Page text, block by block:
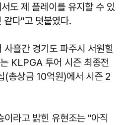
도 제 플레이를 유지할 수 있
같다"고 덧붙였다.
흘간 경기도 파주시 서원힐
KLPGA 투어 시즌 최종전
(총상금 10억원)에서 시즌 2
라고 밝힌 유현조는 "아직